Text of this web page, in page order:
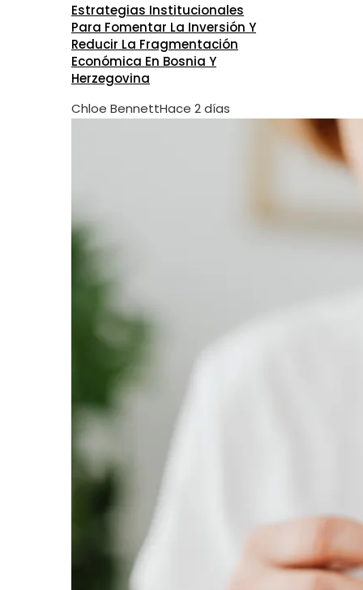
Estrategias Institucionales
Para Fomentar La Inversión Y
Reducir La Fragmentación
Económica En Bosnia Y
Herzegovina
Chloe BennettHace 2 días